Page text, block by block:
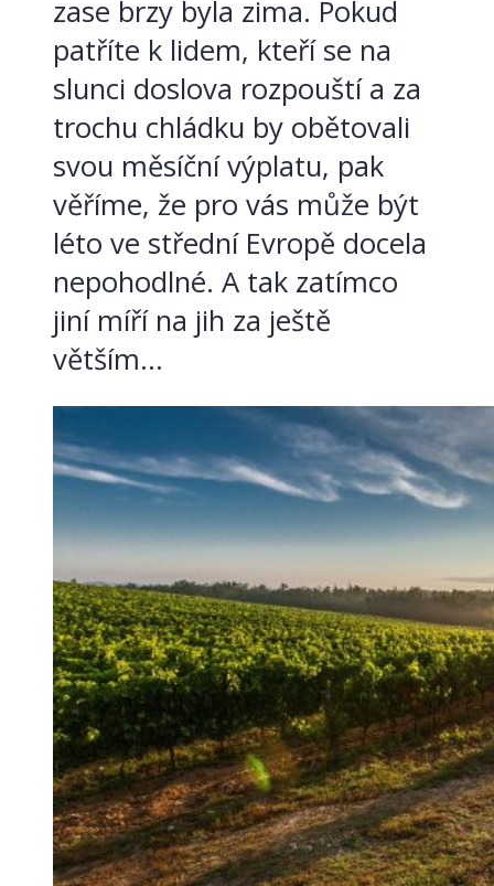
zase brzy byla zima. Pokud
patříte k lidem, kteří se na
slunci doslova rozpouští a za
trochu chládku by obětovali
svou měsíční výplatu, pak
věříme, že pro vás může být
léto ve střední Evropě docela
nepohodlné. A tak zatímco
jiní míří na jih za ještě
větším...